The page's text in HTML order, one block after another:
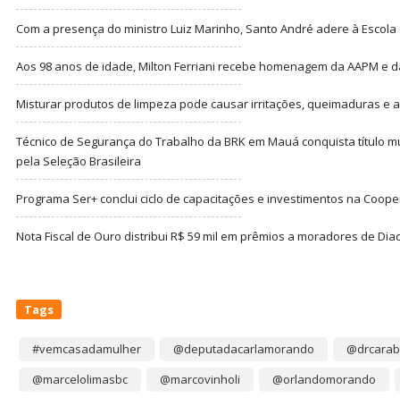
Com a presença do ministro Luiz Marinho, Santo André adere à
Aos 98 anos de idade, Milton Ferriani recebe homenagem da AAPM e
Misturar produtos de limpeza pode causar irritações, queimaduras e
Técnico de Segurança do Trabalho da BRK em Mauá conquista título
pela Seleção Brasileira
Programa Ser+ conclui ciclo de capacitações e investimentos na
Nota Fiscal de Ouro distribui R$ 59 mil em prêmios a moradores de
Tags
#vemcasadamulher @deputadacarlamorando
@marcelolimasbc
@marcovinholi @orlandomorando